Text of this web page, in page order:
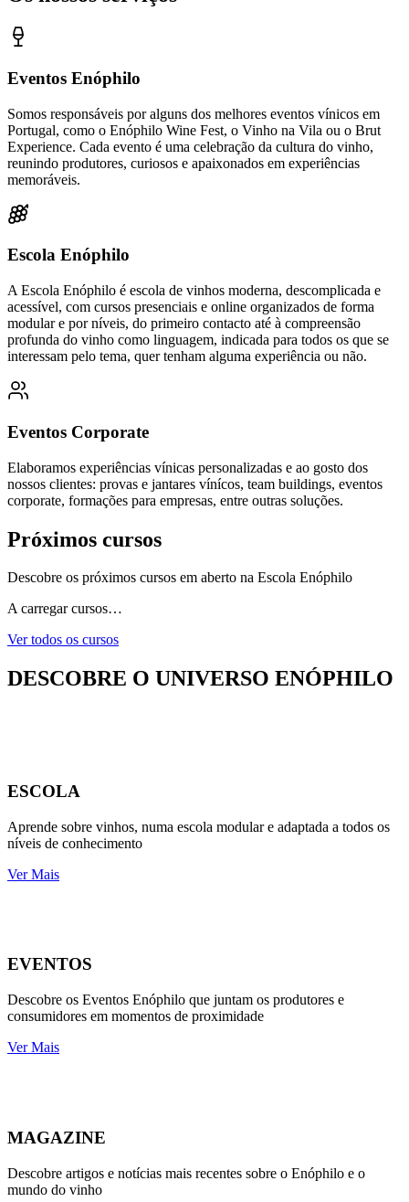
Eventos Enóphilo
Somos responsáveis por alguns dos melhores eventos vínicos em
Portugal, como o Enóphilo Wine Fest, o Vinho na Vila ou o Brut
Experience. Cada evento é uma celebração da cultura do vinho,
reunindo produtores, curiosos e apaixonados em experiências
memoráveis.
Escola Enóphilo
A Escola Enóphilo é escola de vinhos moderna, descomplicada e
acessível, com cursos presenciais e online organizados de forma
modular e por níveis, do primeiro contacto até à compreensão
profunda do vinho como linguagem, indicada para todos os que se
interessam pelo tema, quer tenham alguma experiência ou não.
Eventos Corporate
Elaboramos experiências vínicas personalizadas e ao gosto dos
nossos clientes: provas e jantares vínícos, team buildings, eventos
corporate, formações para empresas, entre outras soluções.
Próximos cursos
Descobre os próximos cursos em aberto na Escola Enóphilo
A carregar cursos…
Ver todos os cursos
DESCOBRE O UNIVERSO ENÓPHILO
ESCOLA
Aprende sobre vinhos, numa escola modular e adaptada a todos os
níveis de conhecimento
Ver Mais
EVENTOS
Descobre os Eventos Enóphilo que juntam os produtores e
consumidores em momentos de proximidade
Ver Mais
MAGAZINE
Descobre artigos e notícias mais recentes sobre o Enóphilo e o
mundo do vinho